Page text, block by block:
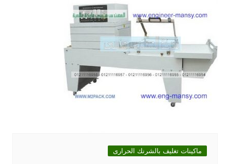
ماكينات تغليف بالشرنك الحرارى